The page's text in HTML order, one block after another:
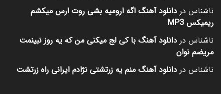
ناشناس در دانلود آهنگ اگه ارومیه بشی روت ارس میکشم
ریمیکس MP3
ناشناس در دانلود آهنگ با کی لج میکنی من که یه روز نبینمت
مریضم نوان
ناشناس در دانلود آهنگ منم یه زرتشتی نژادم ایرانی راه زرتشت